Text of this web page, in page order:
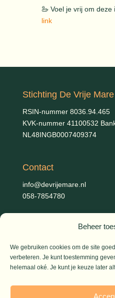
Beheer
We gebruiken cookies om de site
verbeteren. Je kunt toestemming
helemaal oké. Je kunt je keuze later
🦢 Voel je vrij om
link
Stichting De Vrije Mare
RSIN-nummer 8036.94.465
KVK-nummer 41100532
NL48INGB0007409374
Contact
info@devrijemare.nl
058-7854780
Gerold Febis, Johanna
Blom (artikelen), Iris